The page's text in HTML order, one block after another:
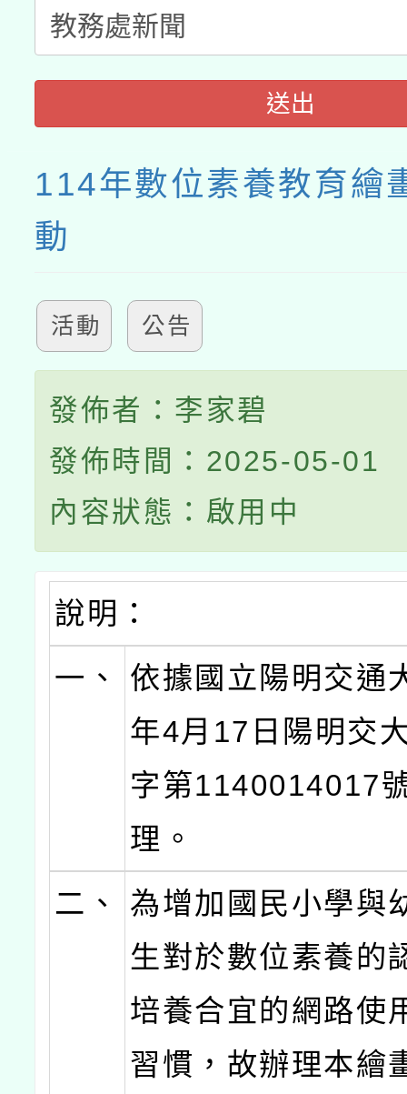
送出
114年數位素養教育繪
動
活動 公告
發佈者：李家碧
發佈時間：2025-05-01
內容狀態：啟用中
說明：
一、
依據國立陽明交通
年4月17日陽明交
字第1140014017
理。
二、
為增加國民小學與
生對於數位素養的
培養合宜的網路使
習慣，故辦理本繪